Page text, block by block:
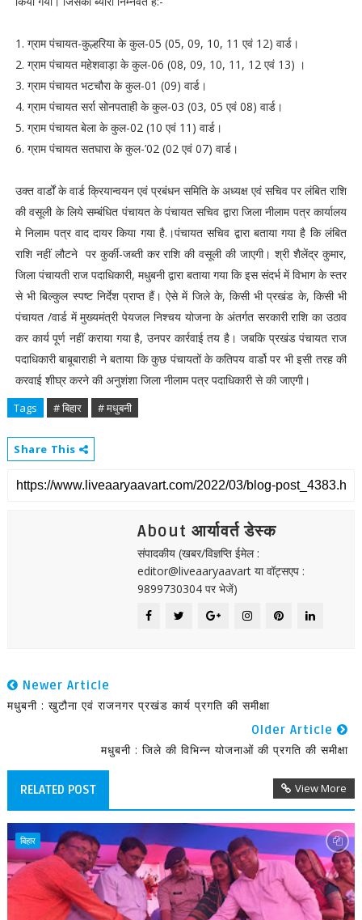
1. ग्राम पंचायत-कुल्हरिया के कुल-05 (05, 09, 10, 11 एवं 12) वार्ड।
2. ग्राम पंचायत महेशवाड़ा के कुल-06 (08, 09, 10, 11, 12 एवं 13) ।
3. ग्राम पंचायत भटचौरा के कुल-01 (09) वार्ड।
4. ग्राम पंचायत सर्रा सोनपताही के कुल-03 (03, 05 एवं 08) वार्ड।
5. ग्राम पंचायत बेला के कुल-02 (10 एवं 11) वार्ड।
6. ग्राम पंचायत सतघारा के कुल-’02 (02 एवं 07) वार्ड।
उक्त वार्डों के वार्ड क्रियान्वयन एवं प्रबंधन समिति के अध्यक्ष एवं सचिव पर लंबित राशि
की वसूली के लिये सम्बंधित पंचायत के पंचायत सचिव द्वारा जिला नीलाम पत्र कार्यालय
मे निलाम पत्र वाद दायर किया गया है.।पंचायत सचिव द्वारा बताया गया है कि लंबित
राशि नहीं लौटने पर कुर्की-जब्ती कर राशि की वसूली की जाएगी। श्री शैलेंद्र कुमार,
जिला पंचायती राज पदाधिकारी, मधुबनी द्वारा बताया गया कि इस संदर्भ में विभाग के स्तर
से भी बिल्कुल स्पष्ट निर्देश प्राप्त हैं। ऐसे में जिले के, किसी भी प्रखंड के, किसी भी
पंचायत /वार्ड में मुख्यमंत्री पेयजल निश्चय योजना के अंतर्गत सरकारी राशि का उठाव
कर कार्य पूर्ण नहीं कराया गया है, उनपर कार्रवाई तय है। जबकि प्रखंड पंचायत राज
पदाधिकारी बाबूबाराही ने बताया कि कुछ पंचायतों के कतिपय वार्डो पर भी इसी तरह की
करवाई शीघ्र करने की अनुशंशा जिला नीलाम पत्र पदाधिकारी से की जाएगी।
Tags # बिहार # मधुबनी
Share This
About आर्यावर्त डेस्क
संपादकीय (खबर/विज्ञप्ति ईमेल :
editor@liveaaryaavart या वॉट्सएप :
9899730304 पर भेजें)
Newer Article
मधुबनी : खुटौना एवं राजनगर प्रखंड कार्य प्रगति की समीक्षा
Older Article
मधुबनी : जिले की विभिन्न योजनाओं की प्रगति की समीक्षा
RELATED POST View More
बिहार